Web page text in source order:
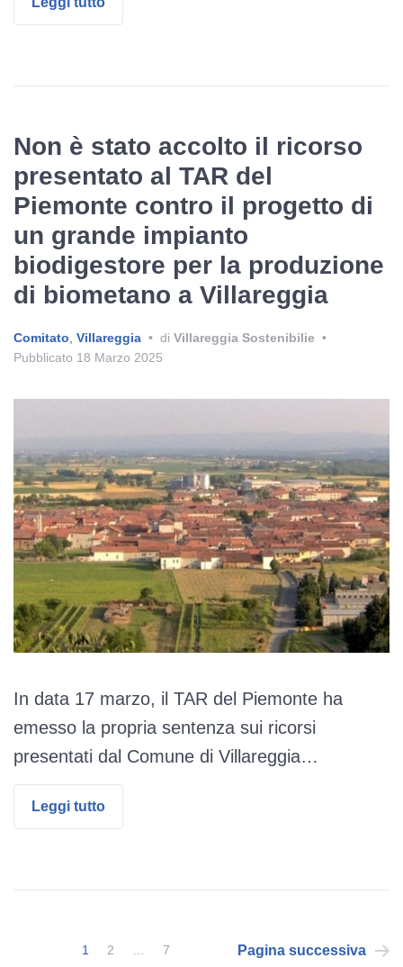
Non è stato accolto il ricorso
presentato al TAR del
Piemonte contro il progetto di
un grande impianto
biodigestore per la produzione
di biometano a Villareggia
Comitato Villareggia • di Villareggia Sostenibilie •
Pubblicato 18 Marzo 2025
In data 17 marzo, il TAR del Piemonte ha
emesso la propria sentenza sui ricorsi
presentati dal Comune di Villareggia…
Leggi tutto
Paginazione
1 2 … 7 Pagina successiva